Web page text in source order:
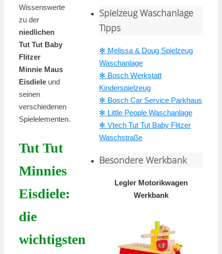
Wissenswerte
zu der
niedlichen
Tut Tut Baby
Flitzer
Minnie Maus
Eisdiele und
seinen
verschiedenen
Spielelementen.
Tut Tut
Minnies
Eisdiele:
die
wichtigsten
Spielzeug Waschanlage
Tipps
✻ Melissa & Doug Spielzeug
Waschanlage
✻ Bosch Werkstatt
Kinderspielzeug
✻ Bosch Car Service Parkhaus
✻ Little People Waschanlage
✻ Vtech Tut Tut Baby Flitzer
Waschstraße
Besondere Werkbank
Legler Motorikwagen
Werkbank